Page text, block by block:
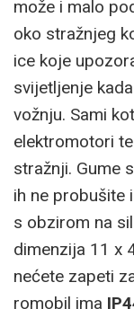
može i malo
oko stražnjeg
ice koje
svijetljenje
vožnju. Sami
elektromotori
stražnji. Gume
ih ne probušite
s obzirom na
dimenzija 11 x
nećete zapeti
romobil ima